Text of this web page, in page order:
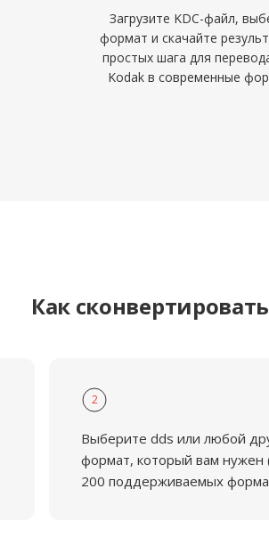
Загрузите KDC-файл,
формат и скачайте
простых шага для
Kodak в современные
Как сконвертировать
2
Выберите dds или любой
формат, который вам нужен
200 поддерживаемых